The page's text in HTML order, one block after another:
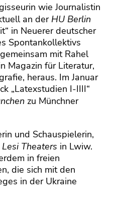
wie Journalistin
an der HU Berlin
in Neuerer deutscher
Spontankollektivs
mit Rahel
Magazin für Literatur,
heraus. Im Januar
„Latexstudien I-IIII“
zu Münchner
und Schauspielerin,
Lesi Theaters in Lwiw.
in freien
die sich mit den
in der Ukraine